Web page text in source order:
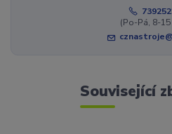
(Po-Pá, 8-
Související